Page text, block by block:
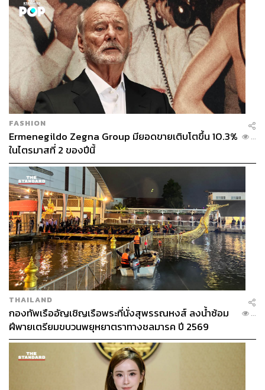
ทุบหม้อข้าวส่วยอุปถัมภ์ รื้อ ‘ระบบนิเวศคอร์รัปชัน’
เมื่อบทสนทนาดำเนินมาถึงประเด็นคำว่าส่วย และ ระบบ
อุปถัมภ์ ที่ฝังรากลึกในสังคมไทย ACT มีมุมมองว่า “เราจะ
บอกคนรุ่นใหม่ว่ามันเป็นเรื่องปกติไม่ได้เด็ดขาด”
ประเทศไทยกำลังเตรียมตัวเข้าเป็นสมาชิก OECD (องค์การ
เพื่อความร่วมมือทางเศรษฐกิจและการพัฒนา) ซึ่งเป็นโอกาส
ทางเศรษฐกิจและศักดิ์ศรีของประเทศ แต่จะสำเร็จอย่างสง่า
งามได้ ไทยต้องเอาชนะปัญหาคอร์รัปชันให้ได้ การเติบโต
อย่างยั่งยืน ทั้งสิ่งแวดล้อม สังคม และการบริหารงานภาครัฐ
ล้วนต้องมีธรรมาภิบาลเป็นรากฐาน
ปัญหาของข้าราชการ กทม. คือความคุ้นเคยที่สะสมมานาน
นับสิบปี โดยเฉพาะผู้ที่มีอายุราชการนานๆ จะรู้กันดีว่า
ตำแหน่งไหน ‘กิน’ อะไรได้บ้าง ตำแหน่งไหนได้ผลประโยชน์
เท่าไร และต้องส่งส่วยให้ใคร
“ถ้าเราหยุดปัญหาเชิงโครงสร้างตรงนี้ได้ ถ้าทุกคนรู้ว่าไม่
ต้องส่งส่วยให้กับเบื้องบน ไม่ว่าระดับไหน ข้าราชการก็จะมี
ความทุกข์น้อยลง ดิ้นรนหาเงินน้อยลง โดยเฉพาะเงินส่วย
เมื่อเจ้านายไม่เรียกรับ จำนวนเงินที่ต้องหามาก็ลดลง เขาจะมี
ความสุขมากขึ้นและโกงน้อยลง”
FASHION
Ermenegildo Zegna Group มียอดขายเติบโตขึ้น 10.3%
ในไตรมาสที่ 2 ของปีนี้
...
THAILAND
กองทัพเรืออัญเชิญเรือพระที่นั่งสุพรรณหงส์ ลงน้ำซ้อม
ฝีพายเตรียมขบวนพยุหยาตราทางชลมารค ปี 2569
...